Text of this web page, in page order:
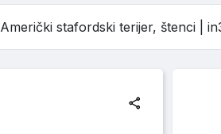
Američki stafordski terijer, štenci|